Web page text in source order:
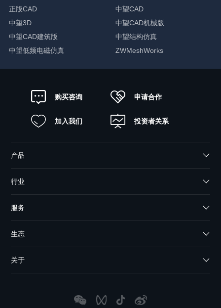
正版CAD
中望CAD
中望3D
中望CAD机械版
中望CAD建筑版
中望结构仿真
中望低频电磁仿真
ZWMeshWorks
购买咨询 申请合作
加入我们 投资者关系
产品
行业
服务
生态
关于